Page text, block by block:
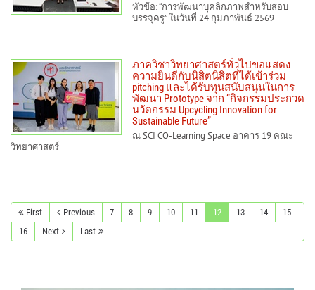
หัวข้อ: “การพัฒนาบุคลิกภาพสำหรับสอบ
บรรจุครู” ในวันที่ 24 กุมภาพันธ์ 2569
ภาควิชาวิทยาศาสตร์ทั่วไปขอแสดง
ความยินดีกับนิสิตนิสิตที่ได้เข้าร่วม
pitching และได้รับทุนสนับสนุนในการ
พัฒนา Prototype จาก “กิจกรรมประกวด
นวัตกรรม Upcycling Innovation for
Sustainable Future”
ณ SCI CO-Learning Space อาคาร 19 คณะ
วิทยาศาสตร์
First Previous 7 8 9 10 11 12 13 14
15
16
Next Last